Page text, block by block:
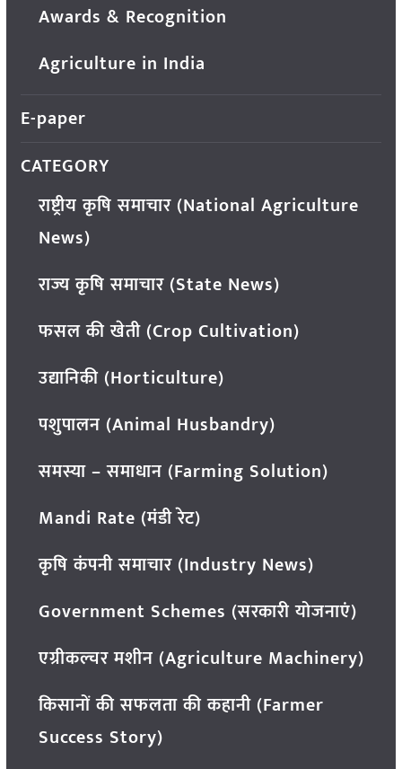
Awards & Recognition
Agriculture in India
E-paper
CATEGORY
राष्ट्रीय कृषि समाचार (National Agriculture
News)
राज्य कृषि समाचार (State News)
फसल की खेती (Crop Cultivation)
उद्यानिकी (Horticulture)
पशुपालन (Animal Husbandry)
समस्या – समाधान (Farming Solution)
Mandi Rate (मंडी रेट)
कृषि कंपनी समाचार (Industry News)
Government Schemes (सरकारी योजनाएं)
एग्रीकल्चर मशीन (Agriculture Machinery)
किसानों की सफलता की कहानी (Farmer
Success Story)